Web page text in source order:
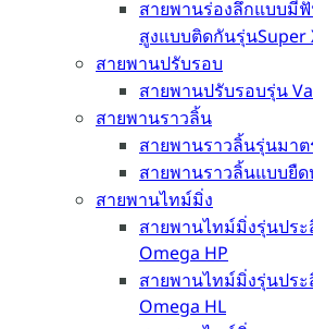
สายพานร่องลึกแบบมี
สูงแบบติดกันรุ่นSuper
สายพานปรับรอบ
สายพานปรับรอบรุ่น
สายพานราวลิ้น
สายพานราวลิ้นรุ่นมา
สายพานราวลิ้นแบบยื
สายพานไทม์มิ่ง
สายพานไทม์มิ่งรุ่นปร
Omega HP
สายพานไทม์มิ่งรุ่นปร
Omega HL